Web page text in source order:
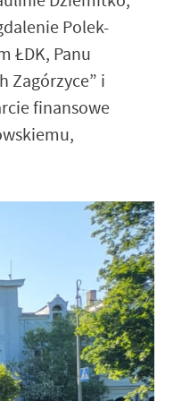
Polek-
ŁDK, Panu
Zagórzyce” i
finansowe